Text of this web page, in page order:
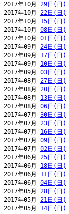
2017年10月 29日(日)
2017年10月 22日(日)
2017年10月 15日(日)
2017年10月 08日(日)
2017年10月 01日(日)
2017年09月 24日(日)
2017年09月 17日(日)
2017年09月 10日(日)
2017年09月 03日(日)
2017年08月 27日(日)
2017年08月 20日(日)
2017年08月 13日(日)
2017年08月 06日(日)
2017年07月 30日(日)
2017年07月 23日(日)
2017年07月 16日(日)
2017年07月 09日(日)
2017年07月 02日(日)
2017年06月 25日(日)
2017年06月 18日(日)
2017年06月 11日(日)
2017年06月 04日(日)
2017年05月 28日(日)
2017年05月 21日(日)
2017年05月 14日(日)